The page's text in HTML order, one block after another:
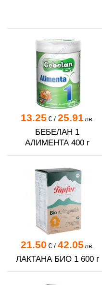
13.25 €/ 25.91лв.
БЕБЕЛАН 1
АЛИМЕНТА 400 г
21.50 €/ 42.05 лв.
ЛАКТАНА БИО 1 600 г